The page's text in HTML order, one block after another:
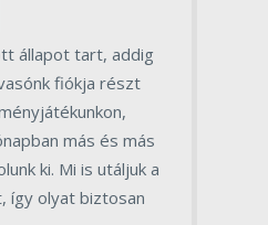
állapot tart, addig
fiókja részt
más és más
ki. Mi is utáljuk a
így olyat biztosan